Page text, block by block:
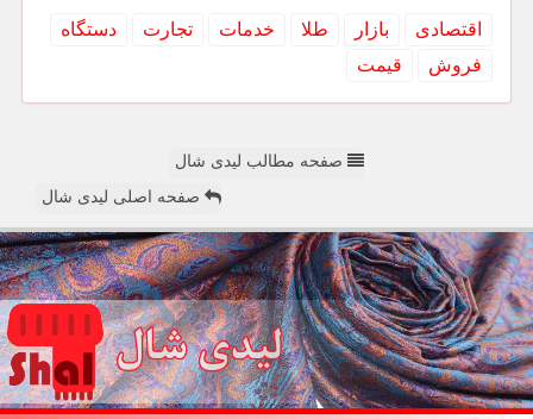
اقتصادی بازار طلا خدمات تجارت
دستگاه
فروش
قیمت
صفحه مطالب لیدی شال
صفحه اصلی لیدی شال